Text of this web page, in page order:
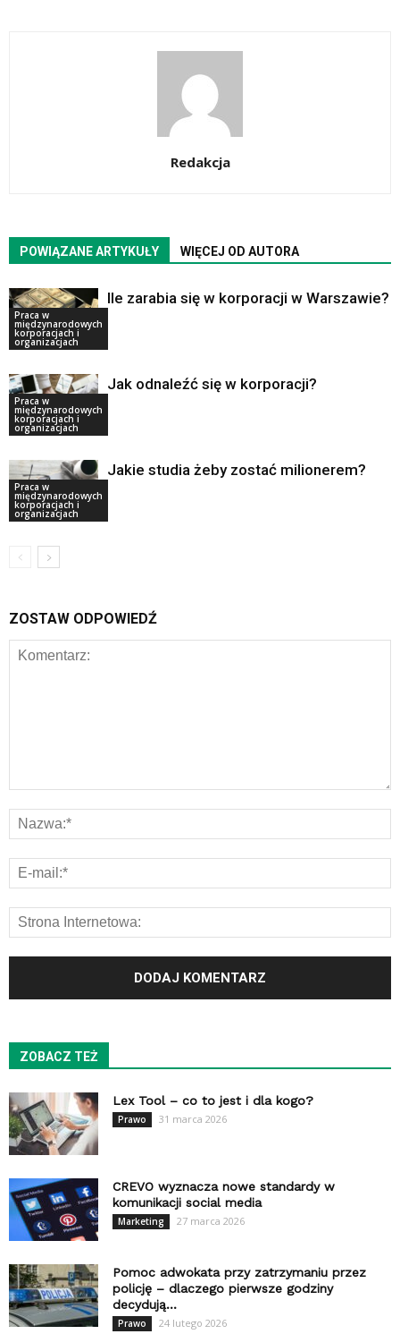
Redakcja
POWIĄZANE ARTYKUŁY WIĘCEJ OD AUTORA
Praca w
międzynarodowych
korporacjach i
organizacjach
Ile zarabia się w korporacji w Warszawie?
Praca w
międzynarodowych
korporacjach i
organizacjach
Jak odnaleźć się w korporacji?
Praca w
międzynarodowych
korporacjach i
organizacjach
Jakie studia żeby zostać milionerem?
ZOSTAW ODPOWIEDŹ
ZOBACZ TEŻ
Lex Tool – co to jest i dla kogo?
Prawo 31 marca 2026
CREVO wyznacza nowe standardy w
komunikacji social media
Marketing 27 marca 2026
Pomoc adwokata przy zatrzymaniu przez
policję – dlaczego pierwsze godziny
decydują...
Prawo 24 lutego 2026